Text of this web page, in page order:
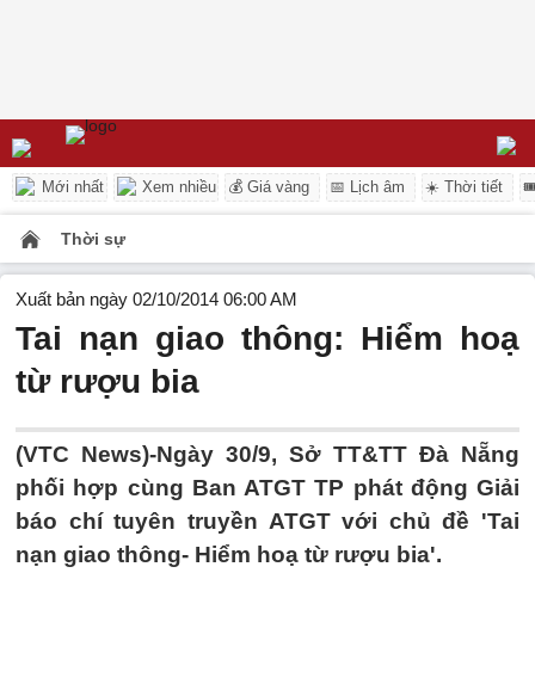
Mới nhất Xem nhiều 💰 Giá vàng 📅 Lịch âm ☀️ Thời tiết
Thời sự
Xuất bản ngày 02/10/2014 06:00 AM
Tai nạn giao thông: Hiểm hoạ
từ rượu bia
(VTC News)-Ngày 30/9, Sở TT&TT Đà Nẵng
phối hợp cùng Ban ATGT TP phát động Giải
báo chí tuyên truyền ATGT với chủ đề 'Tai
nạn giao thông- Hiểm hoạ từ rượu bia'.